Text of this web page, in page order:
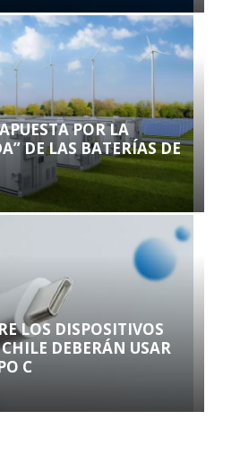
POR LA
DE LAS BATERÍAS DE
LOS DISPOSITIVOS
DEBERÁN USAR
C